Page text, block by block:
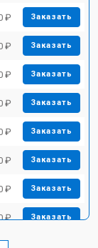
₽ Заказать
₽ Заказать
₽ Заказать
₽ Заказать
₽ Заказать
₽ Заказать
₽ Заказать
₽ Заказать